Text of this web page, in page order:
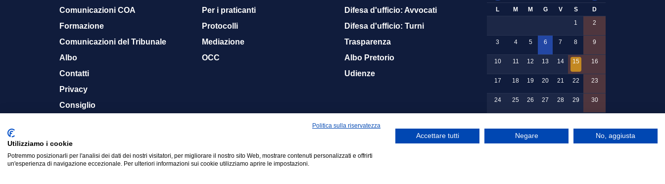
Comunicazioni COA
Formazione
Comunicazioni del Tribunale
Albo
Contatti
Privacy
Consiglio
Per i praticanti
Protocolli
Mediazione
OCC
Difesa d'ufficio: Avvocati
Difesa d'ufficio: Turni
Trasparenza
Albo Pretorio
Udienze
L M M G V S D
1 2
3 4 5 6 7 8 9
10 11 12 13 14 15 16
17 18 19 20 21 22 23
24 25 26 27 28 29 30
© 2015-2024 Ordine Avvocati Cassino - CF. 90001140608 Netsmart Srls
Politica sulla riservatezza
Utilizziamo i cookie
Potremmo posizionarli per l'analisi dei dati dei nostri visitatori, per migliorare il nostro sito Web, mostrare contenuti personalizzati e offrirti
un'esperienza di navigazione eccezionale. Per ulteriori informazioni sui cookie utilizziamo aprire le impostazioni.
Accettare tutti Negare No, aggiusta